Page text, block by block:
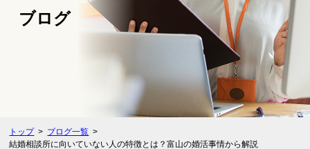
ブログ
トップ
ブログ一覧
結婚相談所に向いていない人の特徴とは？富山の婚活事情から解説